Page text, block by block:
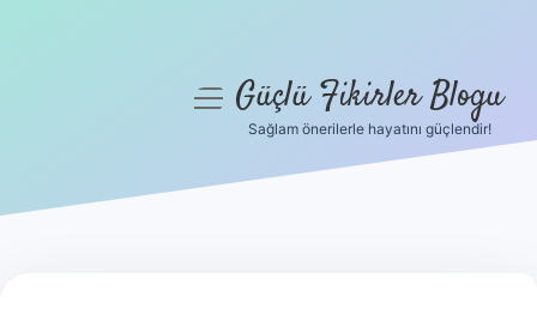
menüyüGüçlü Fikirler Blogu
Sağlam önerilerle hayatını güçlendir!